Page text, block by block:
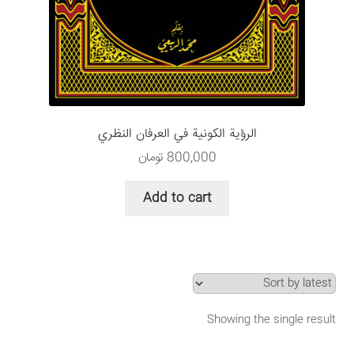
درباره ما
سبد خرید
قوانین و مقررات
الرؤية الكونية في العرفان النظري
800,000 تومان
Add to cart
Showing the single result